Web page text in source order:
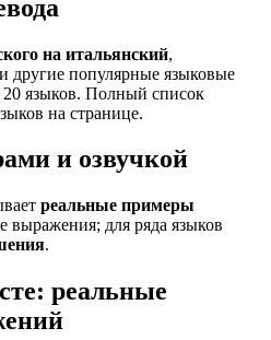
на итальянский,
другие популярные языковые
языков. Полный список
на странице.
и озвучкой
реальные примеры
выражения; для ряда языков
.
реальные